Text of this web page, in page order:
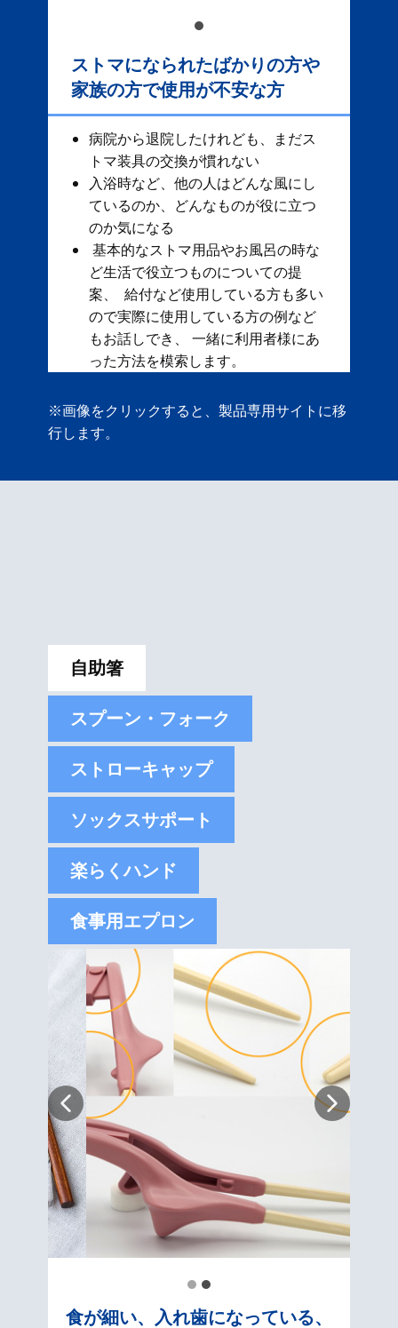
ストマになられたばかりの方や
家族の方で使用が不安な方
病院から退院したけれども、まだス
トマ装具の交換が慣れない
入浴時など、他の人はどんな風にし
ているのか、どんなものが役に立つ
のか気になる
基本的なストマ用品やお風呂の時な
ど生活で役立つものについての提
案、 給付など使用している方も多い
ので実際に使用している方の例など
もお話しでき、 一緒に利用者様にあ
った方法を模索します。
※画像をクリックすると、製品専用サイトに移
行します。
自助箸
スプーン・フォーク
ストローキャップ
ソックスサポート
楽らくハンド
食事用エプロン
食が細い、入れ歯になっている、